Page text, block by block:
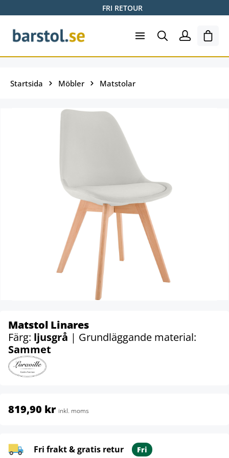
FRI RETOUR
Startsida Möbler Matstolar
Matstol Linares
Färg: ljusgrå | Grundläggande material:
Sammet
819,90 kr inkl. moms
Fri frakt & gratis retur Fri